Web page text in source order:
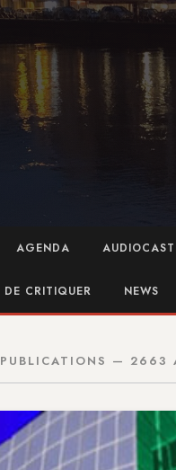
AGENDA
CRITIQUER NEWS
PUBLICATIONS — 2663